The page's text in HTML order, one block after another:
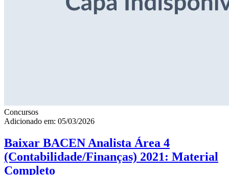
Concursos
Adicionado em: 05/03/2026
Baixar BACEN Analista Área 4
(Contabilidade/Finanças) 2021: Material
Completo